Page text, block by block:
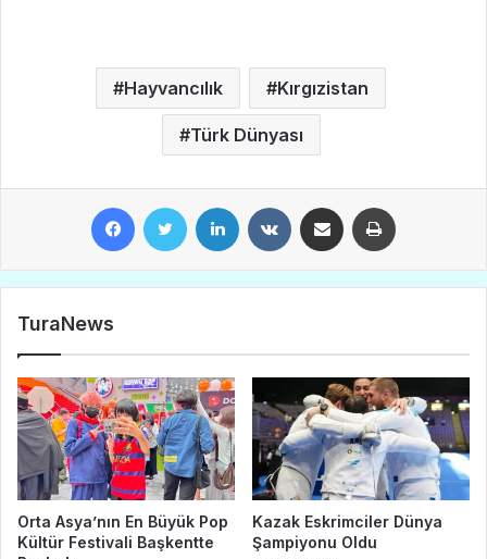
Hayvancılık Kırgızistan
Türk Dünyası
TuraNews
Orta Asya’nın En Büyük Pop
Kültür Festivali Başkentte
Kazak Eskrimciler Dünya
Şampiyonu Oldu